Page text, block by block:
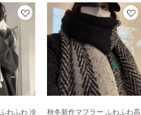
わふわ 冷
秋冬新作マフラー ふわふわ高